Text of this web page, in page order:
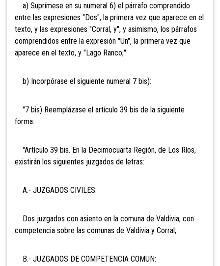
a) Suprímese en su numeral 6) el párrafo comprendido
entre las expresiones "Dos", la primera vez que aparece en el
texto, y las expresiones "Corral, y", y asimismo, los párrafos
comprendidos entre la expresión "Un", la primera vez que
aparece en el texto, y "Lago Ranco;".
b) Incorpórase el siguiente numeral 7 bis):
"7 bis) Reemplázase el artículo 39 bis de la siguiente
forma:
"Artículo 39 bis. En la Decimocuarta Región, de Los Ríos,
existirán los siguientes juzgados de letras:
A.- JUZGADOS CIVILES:
Dos juzgados con asiento en la comuna de Valdivia, con
competencia sobre las comunas de Valdivia y Corral;
B.- JUZGADOS DE COMPETENCIA COMUN: